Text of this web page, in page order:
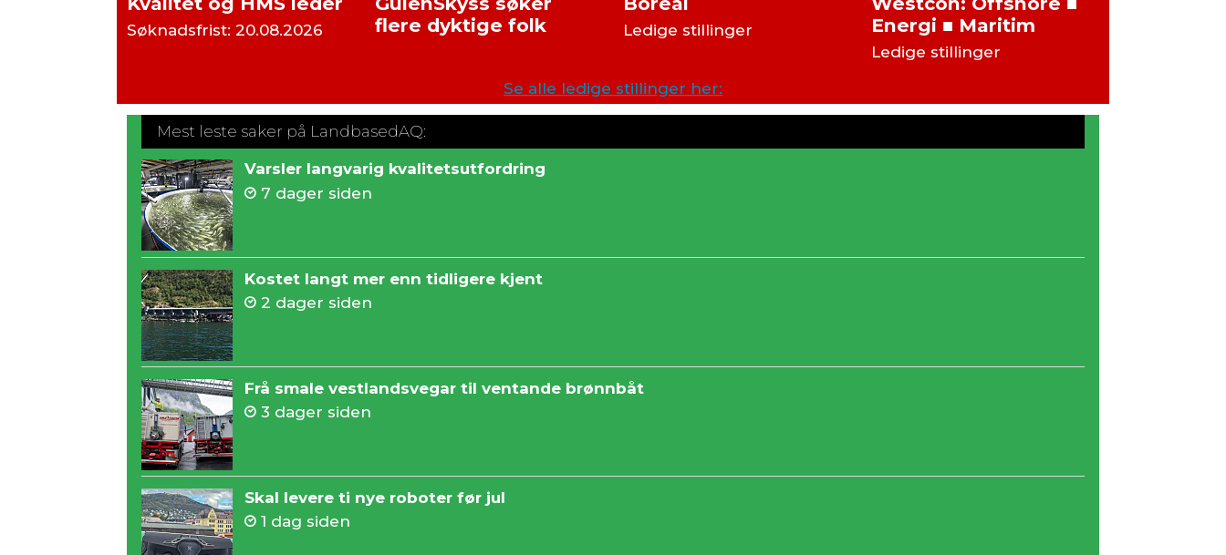
Søknadsfrist: 20.08.2026
flere dyktige folk
Ledige stillinger
Energi ■ Maritim
Ledige stillinger
Se alle ledige stillinger her:
Mest leste saker på LandbasedAQ:
Varsler langvarig kvalitetsutfordring
7 dager siden
Kostet langt mer enn tidligere kjent
2 dager siden
Frå smale vestlandsvegar til ventande brønnbåt
3 dager siden
Skal levere ti nye roboter før jul
1 dag siden